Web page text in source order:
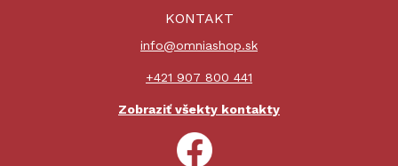
KONTAKT
info@omniashop.sk
+421 907 800 441
Zobraziť všekty kontakty